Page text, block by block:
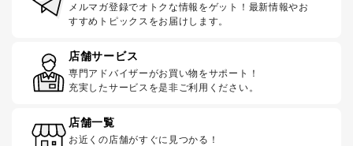
メルマガ登録でオトクな情報をゲット！最新情報やお
すすめトピックスをお届けします。
店舗サービス
専門アドバイザーがお買い物をサポート！
充実したサービスを是非ご利用ください。
店舗一覧
お近くの店舗がすぐに見つかる！